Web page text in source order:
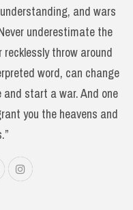
and wars
underestimate the
throw around
word, can change
start a war. And one
you the heavens and